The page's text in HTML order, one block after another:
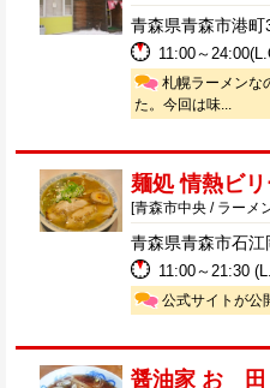
青森県青森市港
11:00～
札幌ラーメンな
た。今回は味...
麺処 情熱ビ
[青森市中央 / ラーメ
青森県青森市石
11:00～21:30
公式サイトが公
醤油家 おゝ田